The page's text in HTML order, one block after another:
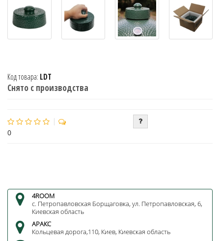
Код товара: LDT
Снято с производства
0
4ROOM
с. Петропавловская Борщаговка, ул. Петропавловская, 6,
Киевская область
АРАКС
Кольцевая дорога,110, Киев, Киевская область